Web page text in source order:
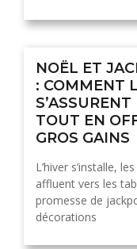
NOËL ET
: COMMENT
TOUT EN
GROS GAINS
L’hiver s’installe,
affluent vers les
promesse de
décorations